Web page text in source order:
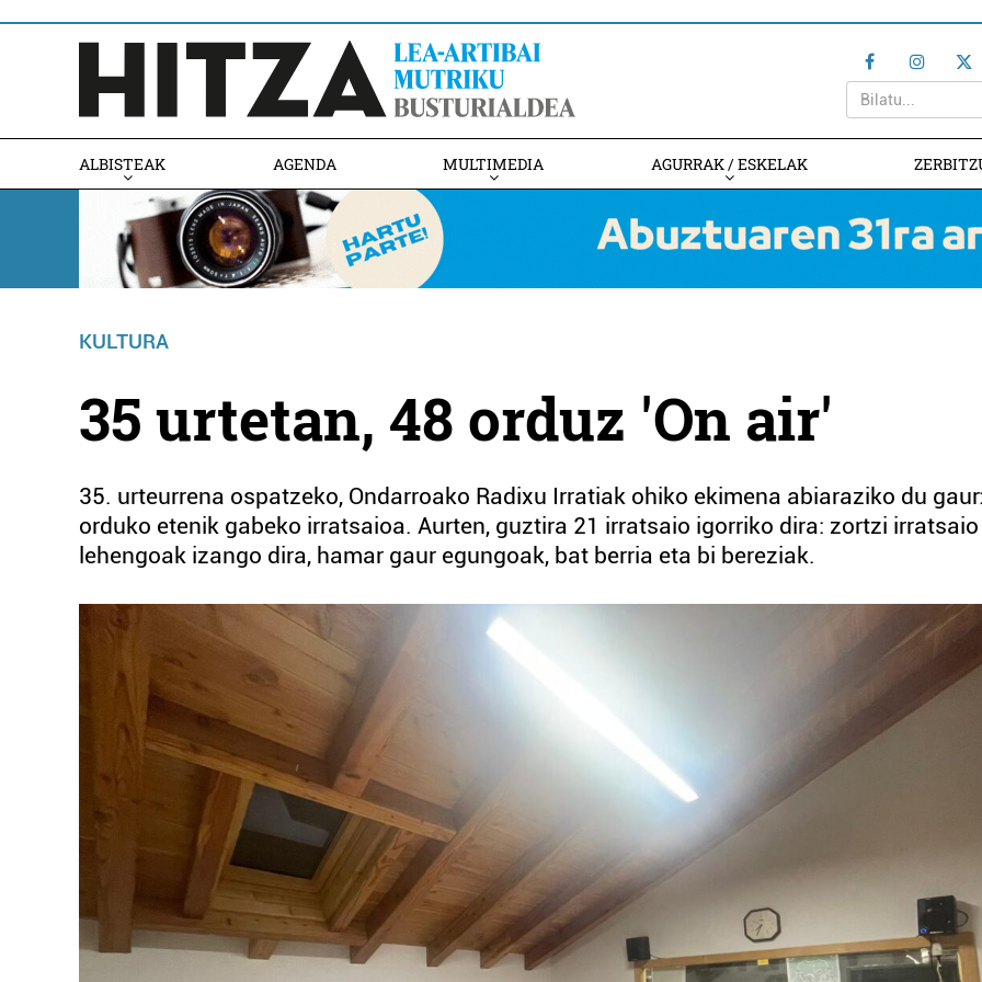
ALBISTEAK AGENDA MULTIMEDIA AGURRAK / ESKELAK
KULTURA
35 urtetan, 48 orduz 'On air'
35. urteurrena ospatzeko, Ondarroako Radixu Irratiak ohiko ekimena abiaraziko du
orduko etenik gabeko irratsaioa. Aurten, guztira 21 irratsaio igorriko dira: zortzi irratsaio
lehengoak izango dira, hamar gaur egungoak, bat berria eta bi bereziak.